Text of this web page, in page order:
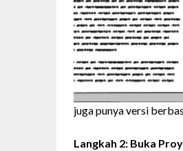
juga punya versi
Langkah 2: Buka